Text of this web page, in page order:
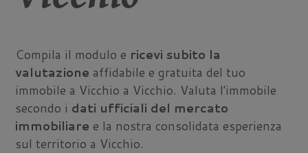
Compila il modulo e ricevi subito la
valutazione affidabile e gratuita del tuo
immobile a Vicchio a Vicchio. Valuta l'immobile
secondo i dati ufficiali del mercato
immobiliare e la nostra consolidata esperienza
sul territorio a Vicchio.